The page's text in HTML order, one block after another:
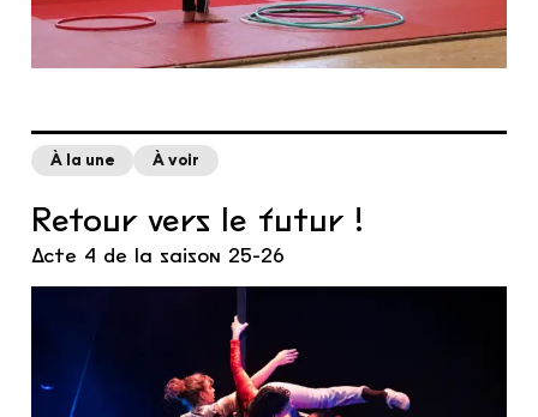
À la une À voir
Retour vers le futur !
Acte 4 de la saison 25-26